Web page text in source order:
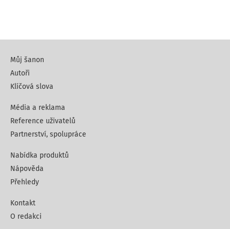
Můj šanon
Autoři
Klíčová slova
Média a reklama
Reference uživatelů
Partnerství, spolupráce
Nabídka produktů
Nápověda
Přehledy
Kontakt
O redakci